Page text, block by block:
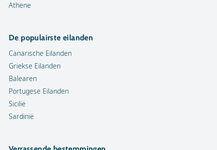
Athene
De populairste eilanden
Canarische Eilanden
Griekse Eilanden
Balearen
Portugese Eilanden
Sicilië
Sardinië